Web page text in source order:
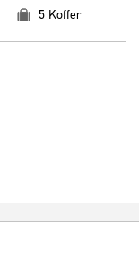
5 Koffer